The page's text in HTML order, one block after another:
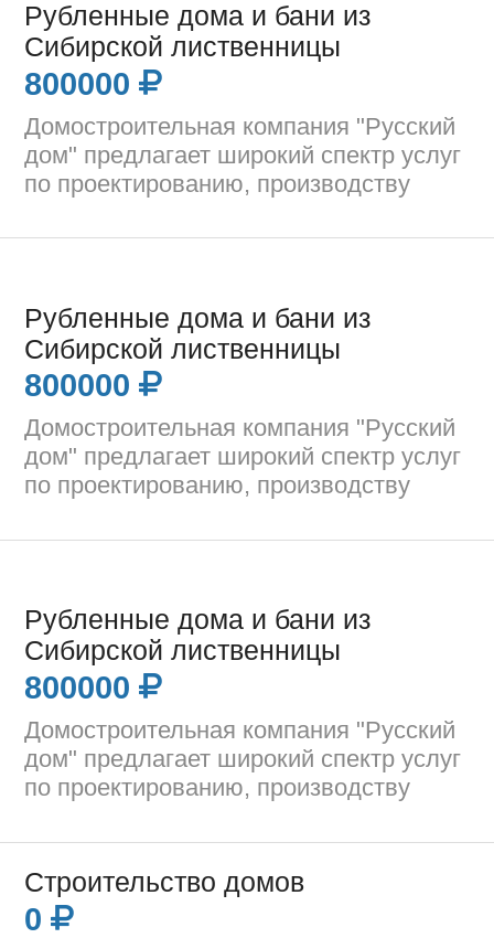
Рубленные дома и бани из
Сибирской лиственницы
800000
Домостроительная компания "Русский
дом" предлагает широкий спектр услуг
по проектированию, производству
Рубленные дома и бани из
Сибирской лиственницы
800000
Домостроительная компания "Русский
дом" предлагает широкий спектр услуг
по проектированию, производству
Рубленные дома и бани из
Сибирской лиственницы
800000
Домостроительная компания "Русский
дом" предлагает широкий спектр услуг
по проектированию, производству
Строительство домов
0